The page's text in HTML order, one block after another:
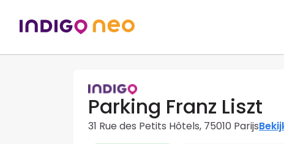
Parking Franz Liszt
31 Rue des Petits Hôtels, 75010 Parijs